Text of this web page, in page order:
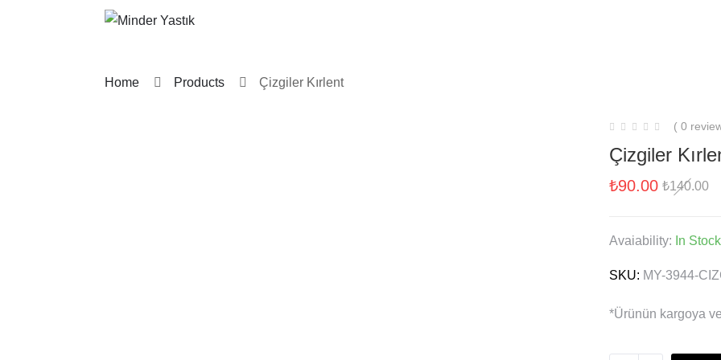
Home Products Çizgiler Kırlent
( 0
Çizgiler
₺140.00
₺90.00
Avaiability: In Stock
SKU: MY-3944-
*Ürünün kargoya